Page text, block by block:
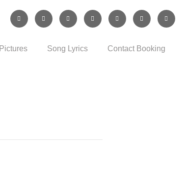
Pictures Song Lyrics Contact Booking